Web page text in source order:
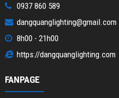
0937 860 589
dangquanglighting@gmail.com
8h00 - 21h00
https://dangquanglighting.com
FANPAGE